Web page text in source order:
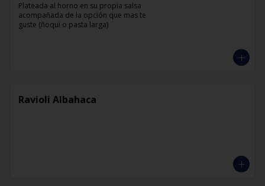
Plateada al horno en su propia salsa
acompañada de la opción que mas te
guste (ñoqui o pasta larga)
Ravioli Albahaca